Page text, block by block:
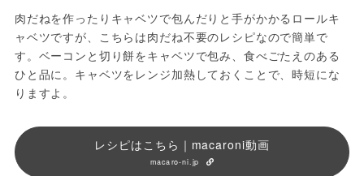
肉だねを作ったりキャベツで包んだりと手がかかるロールキ
ャベツですが、こちらは肉だね不要のレシピなので簡単で
す。ベーコンと切り餅をキャベツで包み、食べごたえのある
ひと品に。キャベツをレンジ加熱しておくことで、時短にな
りますよ。
レシピはこちら｜macaroni動画
macaro-ni.jp